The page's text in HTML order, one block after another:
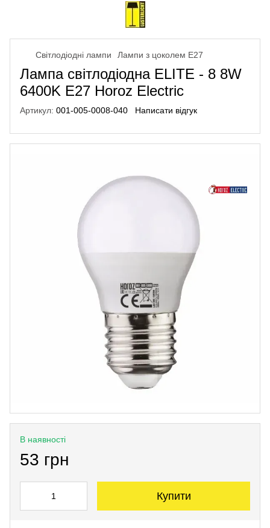
Світлодіодні лампи Лампи з цоколем Е27
Лампа світлодіодна ELITE - 8 8W
6400K E27 Horoz Electric
Артикул: 001-005-0008-040 Написати відгук
В наявності
53 грн
Купити